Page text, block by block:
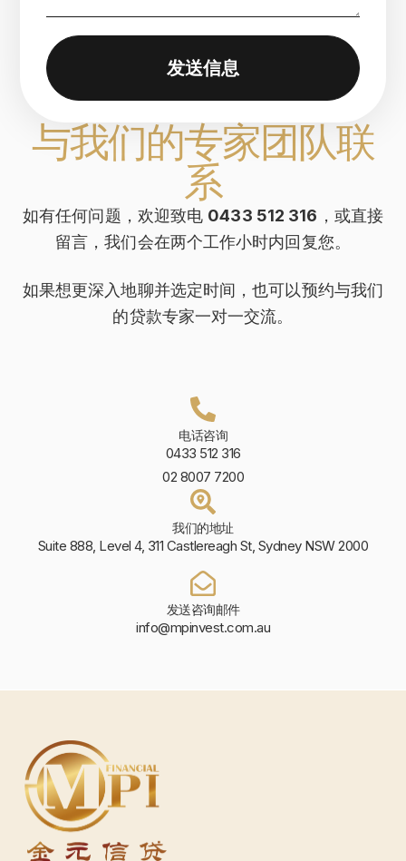
与我们的专家团队联
系
如有任何问题，欢迎致电 0433 512 316 ，或直接
留言，我们会在两个工作小时内回复您。
如果想更深入地聊并选定时间，也可以预约与我们
的贷款专家一对一交流。
电话咨询
0433 512 316
02 8007 7200
我们的地址
Suite 888, Level 4, 311 Castlereagh St, Sydney NSW 2000
发送咨询邮件
info@mpinvest.com.au
发送信息